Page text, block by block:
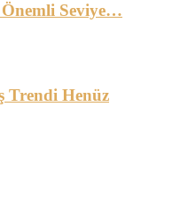
Seviye…
Trendi Henüz